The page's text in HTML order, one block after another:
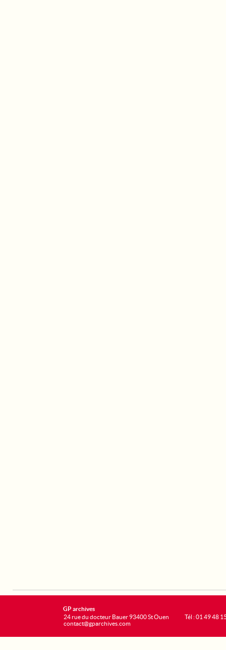
GP archives
24 rue du docteur Bauer 93400 St Ouen
contact@gparchives.com
Tél : 01 49 48